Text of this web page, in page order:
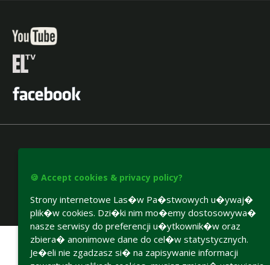
Accesibility declaration
🍪 Accept cookies & privacy policy?
Strony internetowe Las�w Pa�stwowych u�ywaj�
plik�w cookies. Dzi�ki nim mo�emy dostosowywa�
nasze serwisy do preferencji u�ytkownik�w oraz
zbiera� anonimowe dane do cel�w statystycznych.
Je�eli nie zgadzasz si� na zapisywanie informacji